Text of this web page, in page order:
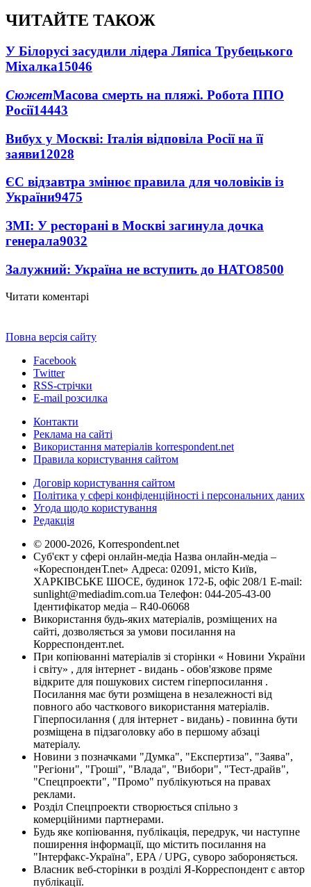
ЧИТАЙТЕ ТАКОЖ
У Білорусі засудили лідера Ляпіса Трубецького
Міхалка15046
СюжетМасова смерть на пляжі. Робота ППО
Росії14443
Вибух у Москві: Італія відповіла Росії на її
заяви12028
ЄС відзавтра змінює правила для чоловіків із
України9475
ЗМІ: У ресторані в Москві загинула дочка
генерала9032
Залужний: Україна не вступить до НАТО8500
Читати коментарі
Повна версія сайту
Facebook
Twitter
RSS-стрічки
E-mail розсилка
Контакти
Реклама на сайті
Використання матеріалів korrespondent.net
Правила користування сайтом
Договір користування сайтом
Політика у сфері конфіденційності і персональних даних
Угода щодо користування
Редакція
© 2000-2026, Korrespondent.net
Суб'єкт у сфері онлайн-медіа Назва онлайн-медіа –
«КореспонденТ.net» Адреса: 02091, місто Київ,
ХАРКІВСЬКЕ ШОСЕ, будинок 172-Б, офіс 208/1 E-mail:
sunlight@mediadim.com.ua Телефон: 044-205-43-00
Ідентифікатор медіа – R40-06068
Використання будь-яких матеріалів, розміщених на
сайті, дозволяється за умови посилання на
Корреспондент.net.
При копіюванні матеріалів зі сторінки « Новини України
і світу» , для інтернет - видань - обов'язкове пряме
відкрите для пошукових систем гіперпосилання .
Посилання має бути розміщена в незалежності від
повного або часткового використання матеріалів.
Гіперпосилання ( для інтернет - видань) - повинна бути
розміщена в підзаголовку або в першому абзаці
матеріалу.
Новини з позначками "Думка", "Експертиза", "Заява",
"Регіони", "Гроші", "Влада", "Вибори", "Тест-драйв",
"Спецпроекти", "Промо" публікуються на правах
реклами.
Розділ Спецпроекти створюється спільно з
комерційними партнерами.
Будь яке копіювання, публікація, передрук, чи наступне
поширення інформації, що містить посилання на
"Інтерфакс-Україна", EPA / UPG, суворо забороняється.
Власник веб-сторінки в розділі Я-Корреспондент є автор
публікації.